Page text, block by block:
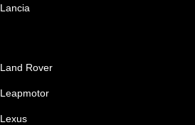
Lancia
Land Rover
Leapmotor
Lexus